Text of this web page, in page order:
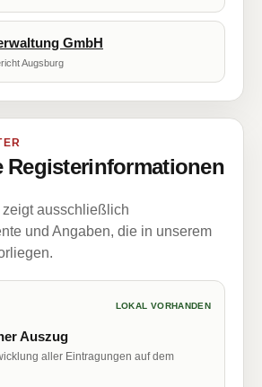
GmbH
Augsburg
Registerinformationen
ausschließlich
und Angaben, die in unserem
LOKAL VORHANDEN
Auszug
aller Eintragungen auf dem